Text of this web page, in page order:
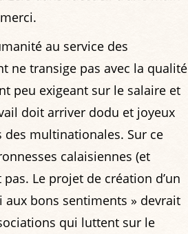
au service des
ne transige pas avec la qualité
peu exigeant sur le salaire et
doit arriver dodu et joyeux
des multinationales. Sur ce
calaisiennes (et
Le projet de création d’un
aux bons sentiments » devrait
qui luttent sur le